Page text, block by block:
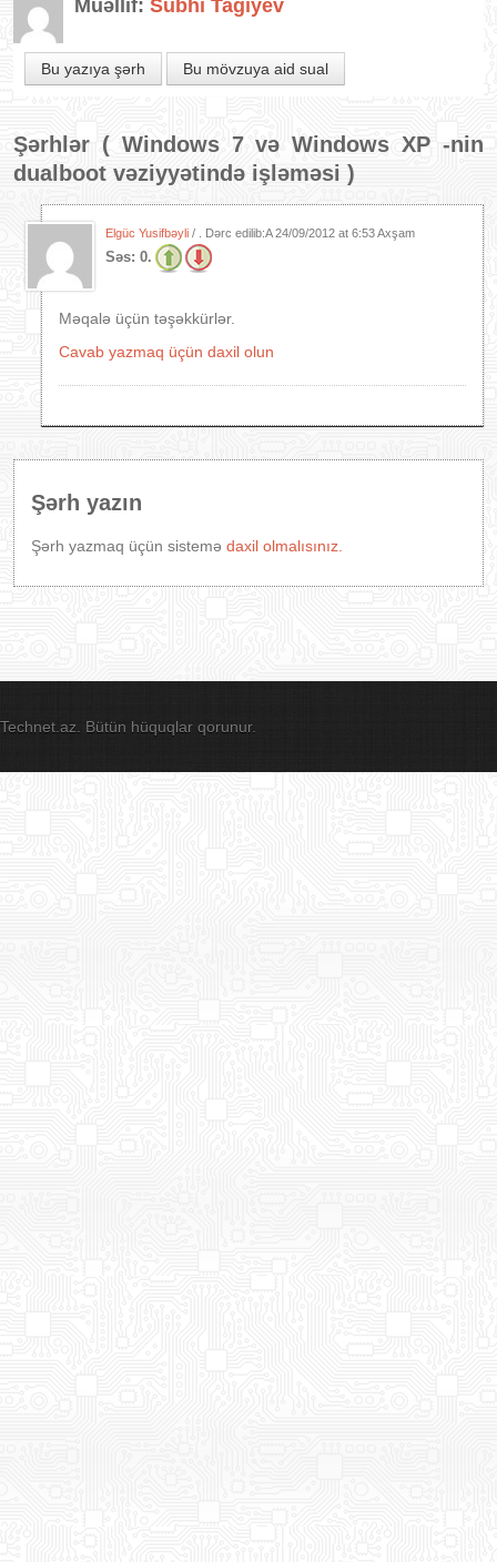
Müəllif: Sübhi Tağıyev
Bu yazıya şərh Bu mövzuya aid sual
Şərhlər ( Windows 7 və Windows XP -nin
dualboot vəziyyətində işləməsi )
Elgüc Yusifbəyli / . Dərc edilib:A24/09/2012 at 6:53 Axşam
Səs: 0.
Məqalə üçün təşəkkürlər.
Cavab yazmaq üçün daxil olun
Şərh yazın
Şərh yazmaq üçün sistemə daxil olmalısınız.
Technet.az. Bütün hüquqlar qorunur.